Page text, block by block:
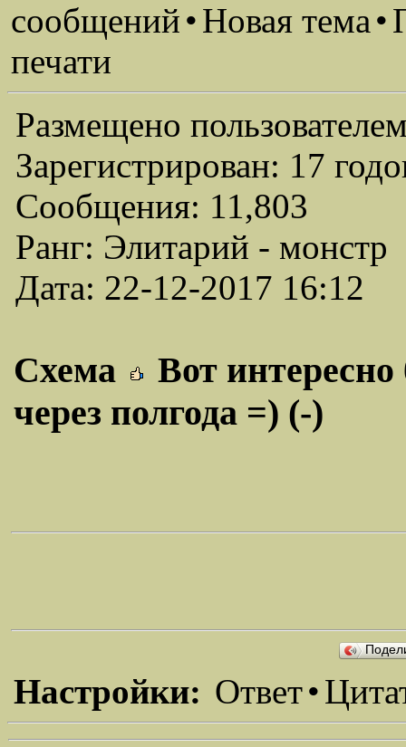
сообщений•Новая тема•
печати
Размещено
Зарегистрирован: 17
Сообщения: 11,803
Ранг: Элитарий - монстр
Дата: 22-12-2017 16:12
Схема
Вот интересно
через полгода =) (-)
Настройки: Ответ•